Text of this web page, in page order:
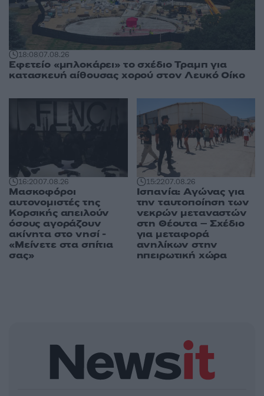
18:0807.08.26
Εφετείο «μπλοκάρει» το σχέδιο Τραμπ για
κατασκευή αίθουσας χορού στον Λευκό Οίκο
16:2007.08.26
Μασκοφόροι
αυτονομιστές της
Κορσικής απειλούν
όσους αγοράζουν
ακίνητα στο νησί -
«Μείνετε στα σπίτια
σας»
15:2207.08.26
Ισπανία: Αγώνας για
την ταυτοποίηση των
νεκρών μεταναστών
στη Θέουτα – Σχέδιο
για μεταφορά
ανηλίκων στην
ηπειρωτική χώρα